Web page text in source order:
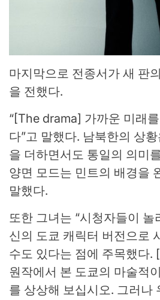
마지막으로 전종서가 새 판
을 전했다.
“[The drama] 가까운 미래
다”고 말했다. 남북한의 상
을 더하면서도 통일의 의미
양면 모드는 민트의 배경을
말했다.
또한 그녀는 “시청자들이 놀
신의 도쿄 캐릭터 버전으로
수도 있다는 점에 주목했다
원작에서 본 도쿄의 마술적
를 상상해 보십시오. 그러나